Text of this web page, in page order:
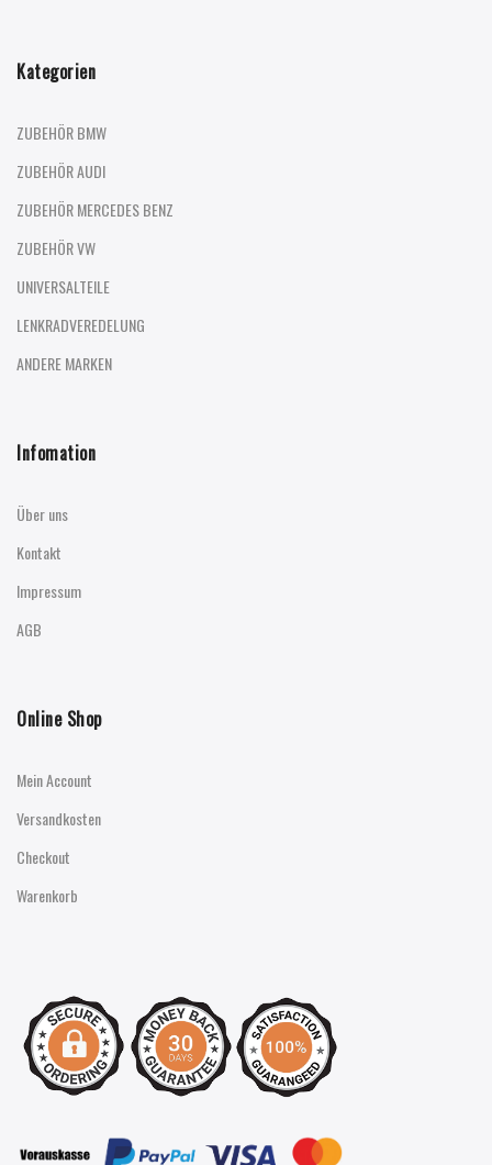
Kategorien
ZUBEHÖR BMW
ZUBEHÖR AUDI
ZUBEHÖR MERCEDES BENZ
ZUBEHÖR VW
UNIVERSALTEILE
LENKRADVEREDELUNG
ANDERE MARKEN
Infomation
Über uns
Kontakt
Impressum
AGB
Online Shop
Mein Account
Versandkosten
Checkout
Warenkorb